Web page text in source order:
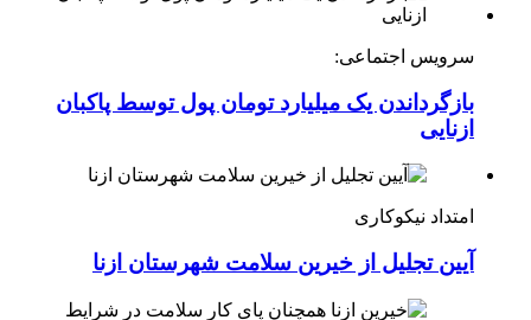
سرویس اجتماعی:
بازگرداندن یک میلیارد تومان پول توسط پاکبان
ازنایی
امتداد نیکوکاری
آیین تجلیل از خیرین سلامت شهرستان ازنا